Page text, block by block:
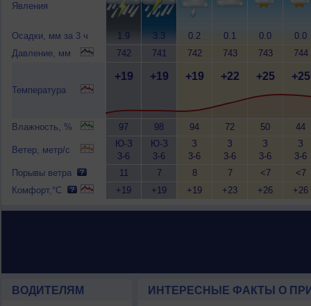
Явления
Осадки, мм за 3 ч
Давление, мм
Температура
Влажность, %
Ветер, метр/с
Порывы ветра
Комфорт,°C
1.9
742
+19
97
Ю-З
3-6
11
+19
3.3
741
+19
98
Ю-З
3-6
7
+19
0.2
742
+19
94
З
3-6
8
+19
0.1
743
+22
72
З
3-6
7
+23
0.0
743
+25
50
З
3-6
<7
+26
0.0
744
+25
44
З
3-6
<7
+26
ВОДИТЕЛЯМ ИНТЕРЕСНЫЕ ФАКТЫ О